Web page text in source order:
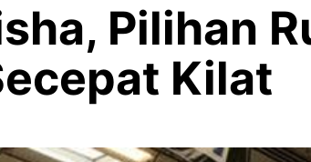
Pilihan
Kilat